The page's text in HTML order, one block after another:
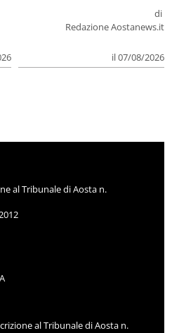
di
Redazione Aostanews.it
il 07/08/2026
al Tribunale di Aosta n.
al Tribunale di Aosta n.